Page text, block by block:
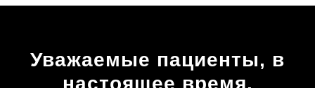
Уважаемые пациенты, в
настоящее время,